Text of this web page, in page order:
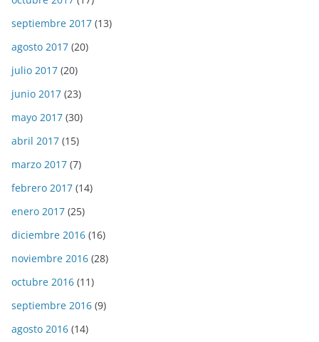
septiembre 2017 (13)
agosto 2017 (20)
julio 2017 (20)
junio 2017 (23)
mayo 2017 (30)
abril 2017 (15)
marzo 2017 (7)
febrero 2017 (14)
enero 2017 (25)
diciembre 2016 (16)
noviembre 2016 (28)
octubre 2016 (11)
septiembre 2016 (9)
agosto 2016 (14)